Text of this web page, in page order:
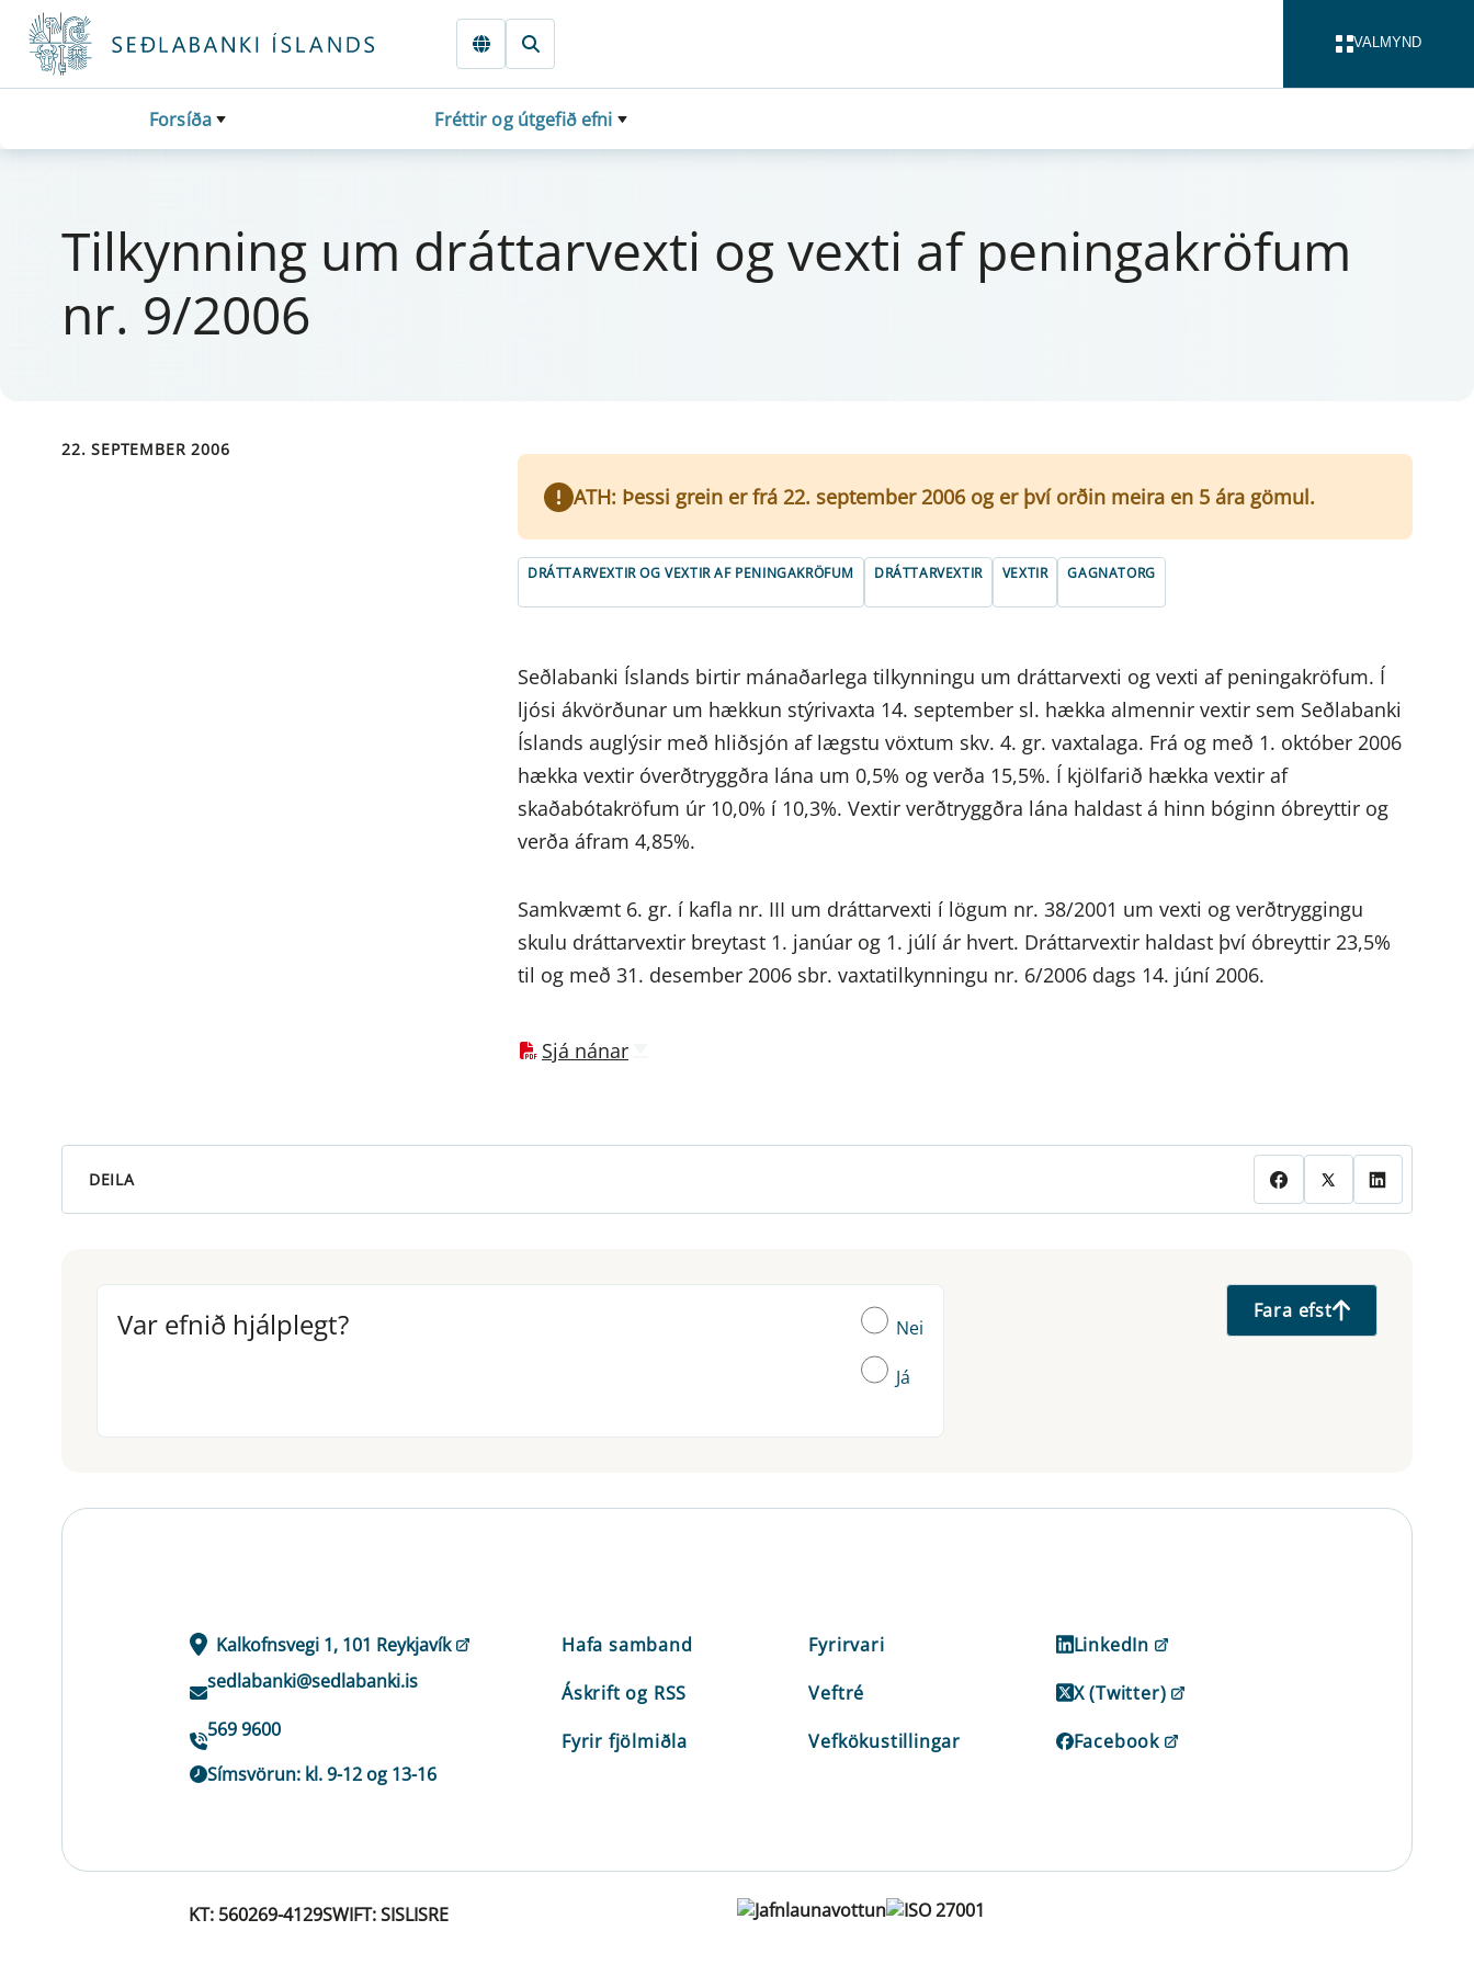
Fara beint í Meginmál
VALMYND
Forsíða Fréttir og útgefið efni
Til­kynn­ing um drá­tt­a­rvexti og vexti af pen­inga­krö­f­um
nr. 9/2006
22. SEPTEMBER 2006
ATH: Þessi grein er frá 22. september 2006 og er því orðin meira en 5 ára gömul.
DRÁTTARVEXTIR OG VEXTIR AF PENINGAKRÖFUM DRÁTTARVEXTIR VEXTIR GAGNATORG
Seðlabanki Íslands birtir mánaðarlega tilkynningu um dráttarvexti og vexti af peningakröfum. Í
ljósi ákvörðunar um hækkun stýrivaxta 14. september sl. hækka almennir vextir sem Seðlabanki
Íslands auglýsir með hliðsjón af lægstu vöxtum skv. 4. gr. vaxtalaga. Frá og með 1. október 2006
hækka vextir óverðtryggðra lána um 0,5% og verða 15,5%. Í kjölfarið hækka vextir af
skaðabótakröfum úr 10,0% í 10,3%. Vextir verðtryggðra lána haldast á hinn bóginn óbreyttir og
verða áfram 4,85%.
Samkvæmt 6. gr. í kafla nr. III um dráttarvexti í lögum nr. 38/2001 um vexti og verðtryggingu
skulu dráttarvextir breytast 1. janúar og 1. júlí ár hvert. Dráttarvextir haldast því óbreyttir 23,5%
til og með 31. desember 2006 sbr. vaxtatilkynningu nr. 6/2006 dags 14. júní 2006.
Sjá nánar
DEILA
Var efnið hjálplegt?
Var efnið hjálplegt? Nei
Já
Fara efst
Kalkofnsvegi 1, 101 Reykjavík
sedlabanki@sedlabanki.is
569 9600
Símsvörun: kl. 9-12 og 13-16
Hafa samband
Áskrift og RSS
Fyrir fjölmiðla
Fyrirvari
Veftré
Vefkökustillingar
LinkedIn
X (Twitter)
Facebook
KT: 560269-4129SWIFT: SISLISRE